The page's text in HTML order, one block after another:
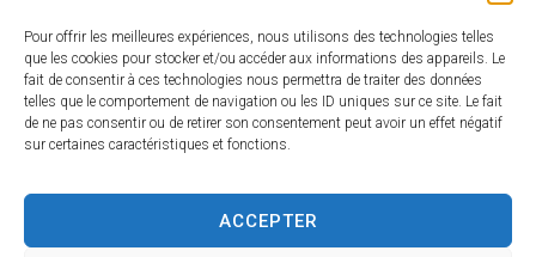
Pour offrir les meilleures expériences, nous utilisons des technologies telles
que les cookies pour stocker et/ou accéder aux informations des appareils. Le
fait de consentir à ces technologies nous permettra de traiter des données
telles que le comportement de navigation ou les ID uniques sur ce site. Le fait
de ne pas consentir ou de retirer son consentement peut avoir un effet négatif
sur certaines caractéristiques et fonctions.
ACCEPTER
Du lundi au vendredi :
8h30 à 12h00